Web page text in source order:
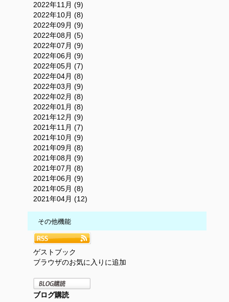
2022年11月 (9)
2022年10月 (8)
2022年09月 (9)
2022年08月 (5)
2022年07月 (9)
2022年06月 (9)
2022年05月 (7)
2022年04月 (8)
2022年03月 (9)
2022年02月 (8)
2022年01月 (8)
2021年12月 (9)
2021年11月 (7)
2021年10月 (9)
2021年09月 (8)
2021年08月 (9)
2021年07月 (8)
2021年06月 (9)
2021年05月 (8)
2021年04月 (12)
その他機能
ゲストブック
ブラウザのお気に入りに追加
ブログ購読